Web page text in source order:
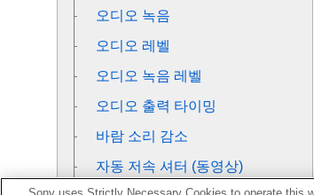
오디오 녹음
오디오 레벨
오디오 녹음 레벨
오디오 출력 타이밍
바람 소리 감소
자동 저속 셔터 (동영상)